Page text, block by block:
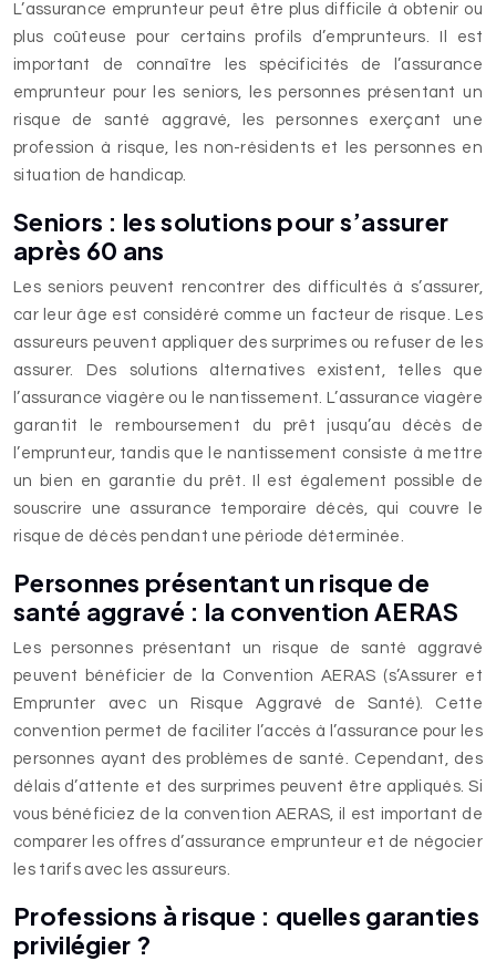
L’assurance emprunteur peut être plus difficile à obtenir ou
plus coûteuse pour certains profils d’emprunteurs. Il est
important de connaître les spécificités de l’assurance
emprunteur pour les seniors, les personnes présentant un
risque de santé aggravé, les personnes exerçant une
profession à risque, les non-résidents et les personnes en
situation de handicap.
Seniors : les solutions pour s’assurer
après 60 ans
Les seniors peuvent rencontrer des difficultés à s’assurer,
car leur âge est considéré comme un facteur de risque. Les
assureurs peuvent appliquer des surprimes ou refuser de les
assurer. Des solutions alternatives existent, telles que
l’assurance viagère ou le nantissement. L’assurance viagère
garantit le remboursement du prêt jusqu’au décès de
l’emprunteur, tandis que le nantissement consiste à mettre
un bien en garantie du prêt. Il est également possible de
souscrire une assurance temporaire décès, qui couvre le
risque de décès pendant une période déterminée.
Personnes présentant un risque de
santé aggravé : la convention AERAS
Les personnes présentant un risque de santé aggravé
peuvent bénéficier de la Convention AERAS (s’Assurer et
Emprunter avec un Risque Aggravé de Santé). Cette
convention permet de faciliter l’accès à l’assurance pour les
personnes ayant des problèmes de santé. Cependant, des
délais d’attente et des surprimes peuvent être appliqués. Si
vous bénéficiez de la convention AERAS, il est important de
comparer les offres d’assurance emprunteur et de négocier
les tarifs avec les assureurs.
Professions à risque : quelles garanties
privilégier ?